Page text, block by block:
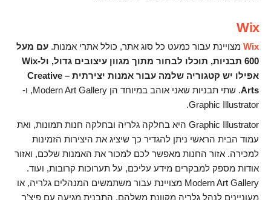
Wix
Wix מצויינת עבור כמעט כל סוג אתר, כולל אתרי אמנות. עם מעל
600 תבניות, תוכלו לבחור מתוך מגוון עיצובים גדול, ול-Wix
אפילו יש קטגוריה שלמה עבור אמנות יצירתית – Creative
Arts
. שתי תבניות שאני אוהב במיוחד הן Modern Art Gallery, ו-
Graphic Illustrator.
Graphic Illustrator היא בחלקה גלריה ובחלקה חנות תמונות, ואת
עמוד הבית הראשי ניתן להגדיר כך שיציג את היצירות הזמינות
למכירה. אזור החנות מאפשר לכם למכור את האמנות שלכם, ואזור
אודות מספק למבקרים מידע עליכם, על תערוכות קרובות, ועוד.
Modern Art Gallery מצויינת עבור משתמשים המנהלים גלריה, או
מעוניינים לנהל גלריה מקוונת משלהם. התבנית מגיעה עם פיצ’ר